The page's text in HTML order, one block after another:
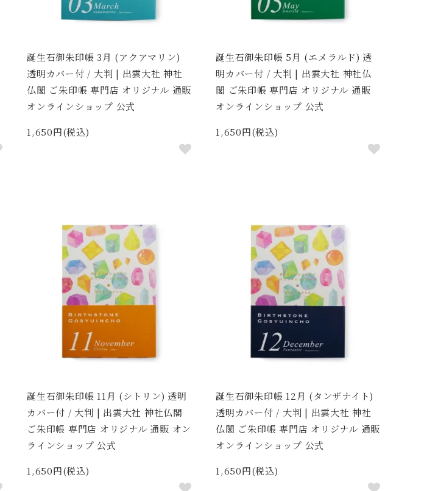
誕生石御朱印帳 3月 (アクアマリン)
透明カバー付 / 大判 | 出雲大社 神社
仏閣 ご朱印帳 専門店 オリジナル 通販
オンラインショップ 公式
1,650円(税込)
誕生石御朱印帳 5月 (エメラルド) 透
明カバー付 / 大判 | 出雲大社 神社仏
閣 ご朱印帳 専門店 オリジナル 通販
オンラインショップ 公式
1,650円(税込)
誕生石御朱印帳 11月 (シトリン) 透明
カバー付 / 大判 | 出雲大社 神社仏閣
ご朱印帳 専門店 オリジナル 通販 オン
ラインショップ 公式
1,650円(税込)
誕生石御朱印帳 12月 (タンザナイト)
透明カバー付 / 大判 | 出雲大社 神社
仏閣 ご朱印帳 専門店 オリジナル 通販
オンラインショップ 公式
1,650円(税込)